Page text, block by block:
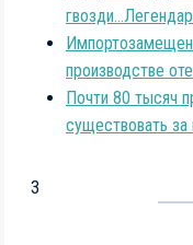
производстве
Почти 80 тысяч
существовать
3